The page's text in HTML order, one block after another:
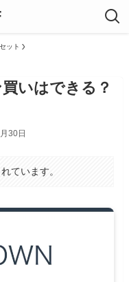
ット
いはできる？
30日
ています。